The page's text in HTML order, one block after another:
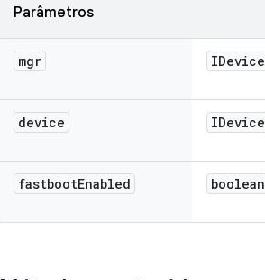
Parâmetros
mgr IDevice
device IDevice
fastbootEnabled boolean